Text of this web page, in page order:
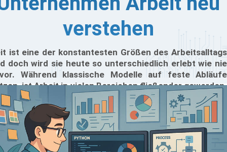
verstehen
ist eine der konstantesten Größen des Arbeitsalltags
doch wird sie heute so unterschiedlich erlebt wie nie
Während klassische Modelle auf feste Abläufe
ist Arbeit in vielen Bereichen fließender geworden.
arbeiten verteilt, Projekte laufen parallel, und
verschieben sich im Minutentakt. Der Wunsch
Überblick und Fairness wächst. Genau hier beginnt
Nutzen einer Projektzeiterfassung.